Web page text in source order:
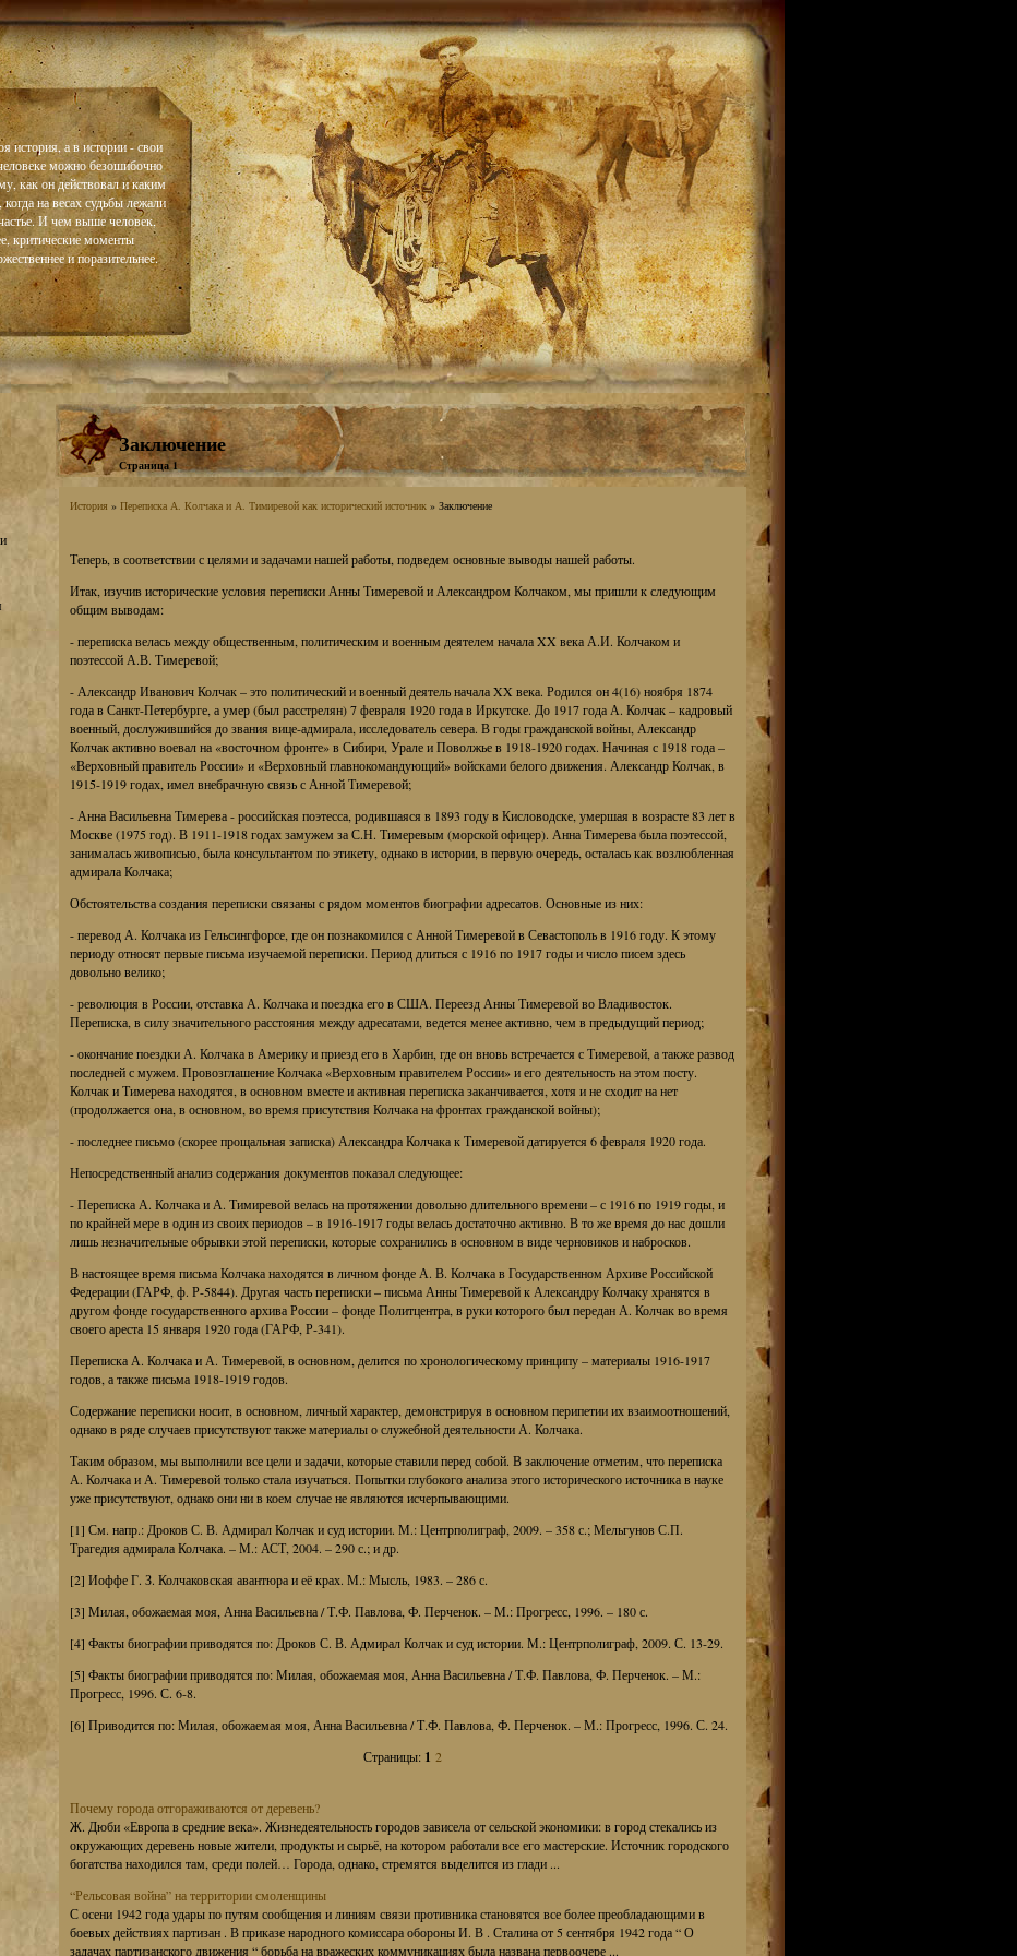
история, а в истории - свои
можно безошибочно
как он действовал и каким
на весах судьбы лежали
И чем выше человек,
критические моменты
и поразительнее.
Заключение
Страница 1
История » Переписка А. Колчака и А. Тимиревой как исторический источник» Заключение
Теперь, в соответствии с целями и задачами нашей работы, подведем основные выводы нашей работы.
Итак, изучив исторические условия переписки Анны Тимеревой и Александром Колчаком, мы пришли к следующим
общим выводам:
- переписка велась между общественным, политическим и военным деятелем начала XX века А.И. Колчаком и
поэтессой А.В. Тимеревой;
- Александр Иванович Колчак – это политический и военный деятель начала XX века. Родился он 4(16) ноября 1874
года в Санкт-Петербурге, а умер (был расстрелян) 7 февраля 1920 года в Иркутске. До 1917 года А. Колчак – кадровый
военный, дослужившийся до звания вице-адмирала, исследователь севера. В годы гражданской войны, Александр
Колчак активно воевал на «восточном фронте» в Сибири, Урале и Поволжье в 1918-1920 годах. Начиная с 1918 года –
«Верховный правитель России» и «Верховный главнокомандующий» войсками белого движения. Александр Колчак, в
1915-1919 годах, имел внебрачную связь с Анной Тимеревой;
- Анна Васильевна Тимерева - российская поэтесса, родившаяся в 1893 году в Кисловодске, умершая в возрасте 83 лет в
Москве (1975 год). В 1911-1918 годах замужем за С.Н. Тимеревым (морской офицер). Анна Тимерева была поэтессой,
занималась живописью, была консультантом по этикету, однако в истории, в первую очередь, осталась как возлюбленная
адмирала Колчака;
Обстоятельства создания переписки связаны с рядом моментов биографии адресатов. Основные из них:
- перевод А. Колчака из Гельсингфорсе, где он познакомился с Анной Тимеревой в Севастополь в 1916 году. К этому
периоду относят первые письма изучаемой переписки. Период длиться с 1916 по 1917 годы и число писем здесь
довольно велико;
- революция в России, отставка А. Колчака и поездка его в США. Переезд Анны Тимеревой во Владивосток.
Переписка, в силу значительного расстояния между адресатами, ведется менее активно, чем в предыдущий период;
- окончание поездки А. Колчака в Америку и приезд его в Харбин, где он вновь встречается с Тимеревой, а также развод
последней с мужем. Провозглашение Колчака «Верховным правителем России» и его деятельность на этом посту.
Колчак и Тимерева находятся, в основном вместе и активная переписка заканчивается, хотя и не сходит на нет
(продолжается она, в основном, во время присутствия Колчака на фронтах гражданской войны);
- последнее письмо (скорее прощальная записка) Александра Колчака к Тимеревой датируется 6 февраля 1920 года.
Непосредственный анализ содержания документов показал следующее:
- Переписка А. Колчака и А. Тимиревой велась на протяжении довольно длительного времени – с 1916 по 1919 годы, и
по крайней мере в один из своих периодов – в 1916-1917 годы велась достаточно активно. В то же время до нас дошли
лишь незначительные обрывки этой переписки, которые сохранились в основном в виде черновиков и набросков.
В настоящее время письма Колчака находятся в личном фонде А. В. Колчака в Государственном Архиве Российской
Федерации (ГАРФ, ф. Р-5844). Другая часть переписки – письма Анны Тимеревой к Александру Колчаку хранятся в
другом фонде государственного архива России – фонде Политцентра, в руки которого был передан А. Колчак во время
своего ареста 15 января 1920 года (ГАРФ, Р-341).
Переписка А. Колчака и А. Тимеревой, в основном, делится по хронологическому принципу – материалы 1916-1917
годов, а также письма 1918-1919 годов.
Содержание переписки носит, в основном, личный характер, демонстрируя в основном перипетии их взаимоотношений,
однако в ряде случаев присутствуют также материалы о служебной деятельности А. Колчака.
Таким образом, мы выполнили все цели и задачи, которые ставили перед собой. В заключение отметим, что переписка
А. Колчака и А. Тимеревой только стала изучаться. Попытки глубокого анализа этого исторического источника в науке
уже присутствуют, однако они ни в коем случае не являются исчерпывающими.
[1] См. напр.: Дроков С. В. Адмирал Колчак и суд истории. М.: Центрполиграф, 2009. – 358 с.; Мельгунов С.П.
Трагедия адмирала Колчака. – М.: АСТ, 2004. – 290 с.; и др.
[2] Иоффе Г. З. Колчаковская авантюра и её крах. М.: Мысль, 1983. – 286 с.
[3] Милая, обожаемая моя, Анна Васильевна / Т.Ф. Павлова, Ф. Перченок. – М.: Прогресс, 1996. – 180 с.
[4] Факты биографии приводятся по: Дроков С. В. Адмирал Колчак и суд истории. М.: Центрполиграф, 2009. С. 13-29.
[5] Факты биографии приводятся по: Милая, обожаемая моя, Анна Васильевна / Т.Ф. Павлова, Ф. Перченок. – М.:
Прогресс, 1996. С. 6-8.
[6] Приводится по: Милая, обожаемая моя, Анна Васильевна / Т.Ф. Павлова, Ф. Перченок. – М.: Прогресс, 1996. С. 24.
Страницы: 1 2
Почему города отгораживаются от деревень?
Ж. Дюби «Европа в средние века». Жизнедеятельность городов зависела от сельской экономики: в город стекались из
окружающих деревень новые жители, продукты и сырьё, на котором работали все его мастерские. Источник городского
богатства находился там, среди полей… Города, однако, стремятся выделится из глади ...
“Рельсовая война” на территории смоленщины
С осени 1942 года удары по путям сообщения и линиям связи противника становятся все более преобладающими в
боевых действиях партизан . В приказе народного комиссара обороны И. В . Сталина от 5 сентября 1942 года “ О
задачах партизанского движения “ борьба на вражеских коммуникациях была названа первоочере ...